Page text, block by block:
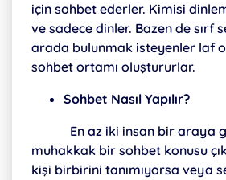
için sohbet ederler. Kimisi
ve sadece dinler. Bazen de sırf
arada bulunmak isteyenler laf
sohbet ortamı oluştururlar.
Sohbet Nasıl Yapılır?
En az iki insan bir araya
muhakkak bir sohbet konusu
kişi birbirini tanımıyorsa veya